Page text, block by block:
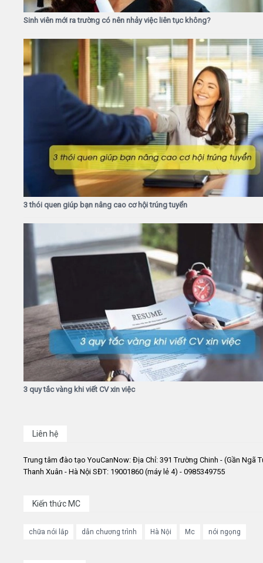
Sinh viên mới ra trường có nên nhảy việc liên tục không?
3 thói quen giúp bạn nâng cao cơ hội trúng tuyển
3 quy tắc vàng khi viết CV xin việc
Liên hệ
Trung tâm đào tạo YouCanNow: Địa Chỉ: 391 Trường Chinh - (Gần Ngã
Thanh Xuân - Hà Nội SĐT: 19001860 (máy lẻ 4) - 0985349755
Kiến thức MC
chữa nói lắp dẫn chương trình Hà Nội Mc nói ngọng